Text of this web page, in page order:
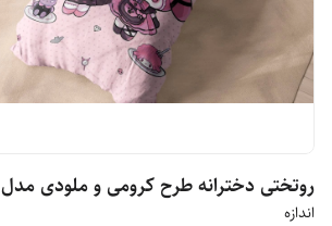
روتختی دخترانه طرح کرومی و ملودی مدل ۰۷۵
اندازه